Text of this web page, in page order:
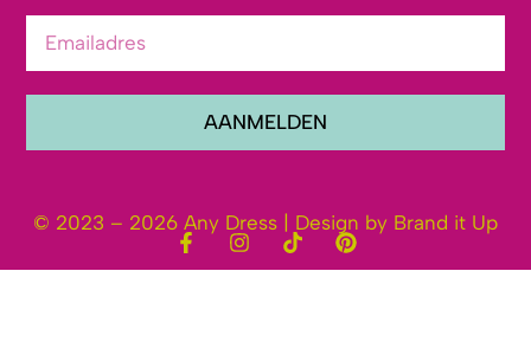
AANMELDEN
© 2023 – 2026 Any Dress | Design by Brand it Up